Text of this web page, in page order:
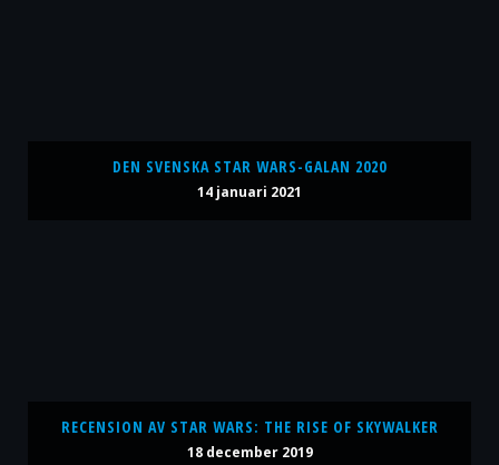
DEN SVENSKA STAR WARS-GALAN 2020
14 januari 2021
RECENSION AV STAR WARS: THE RISE OF SKYWALKER
18 december 2019